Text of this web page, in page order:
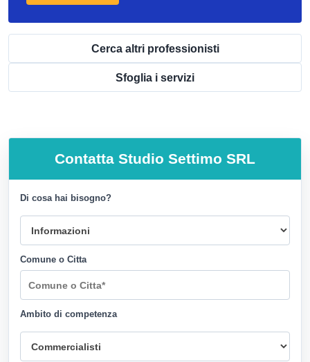
Cerca altri professionisti
Sfoglia i servizi
Contatta Studio Settimo SRL
Di cosa hai bisogno?
Comune o Citta
Ambito di competenza